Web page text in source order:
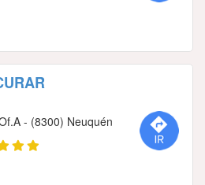
- (8300) Neuquén